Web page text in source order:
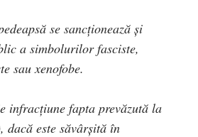
se sancţionează şi
a simbolurilor fasciste,
sau xenofobe.
infracţiune fapta prevăzută la
dacă este săvârşită în